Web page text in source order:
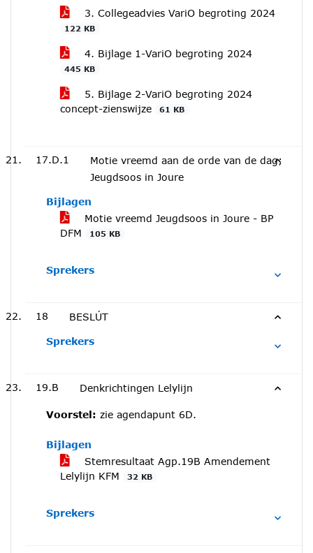
3. Collegeadvies VariO begroting 2024
122 KB
4. Bijlage 1-VariO begroting 2024
445 KB
5. Bijlage 2-VariO begroting 2024
concept-zienswijze
61 KB
17.D.1
Motie vreemd aan de orde van de dag;
Jeugdsoos in Joure
Bijlagen
Motie vreemd Jeugdsoos in Joure - BP
DFM
105 KB
Sprekers
18 BESLÚT
Sprekers
19.B Denkrichtingen Lelylijn
Voorstel: zie agendapunt 6D.
Bijlagen
Stemresultaat Agp.19B Amendement
Lelylijn KFM
32 KB
Sprekers